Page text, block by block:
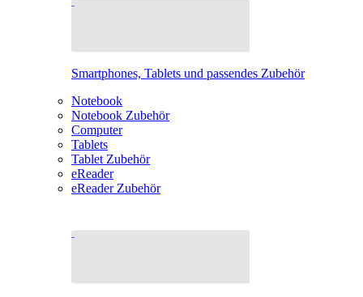
Smartphones, Tablets und passendes Zubehör
Notebook
Notebook Zubehör
Computer
Tablets
Tablet Zubehör
eReader
eReader Zubehör